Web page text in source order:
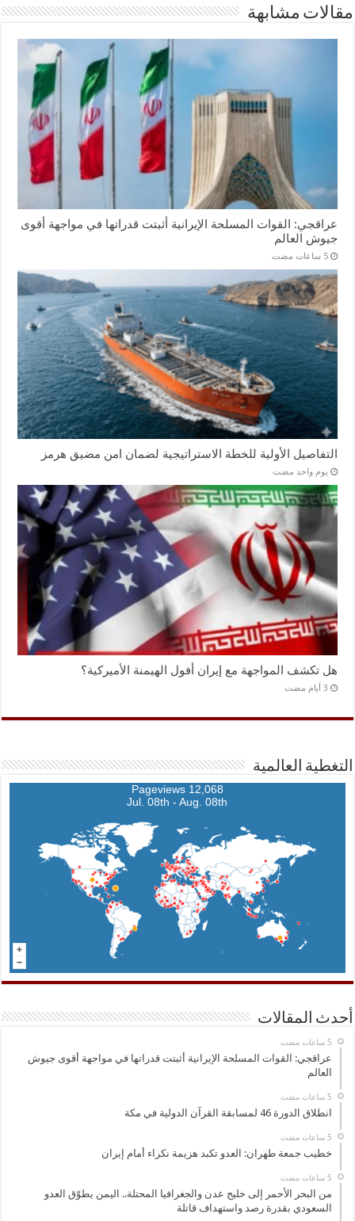
مقالات مشابهة
عراقجي: القوات المسلحة الإيرانية أثبتت قدراتها في مواجهة أقوى
جيوش العالم
‏5 ساعات مضت
التفاصيل الأولية للخطة الاستراتيجية لضمان امن مضيق هرمز
‏يوم واحد مضت
هل تكشف المواجهة مع إيران أفول الهيمنة الأميركية؟
التغطية العالمية
12,068 Pageviews
Jul. 08th - Aug. 08th
أحدث المقالات
عراقجي: القوات المسلحة الإيرانية أثبتت قدراتها في مواجهة أقوى جيوش
العالم
انطلاق الدورة 46 لمسابقة القرآن الدولية في مكة
خطيب جمعة طهران: العدو تكبد هزيمة نكراء أمام إيران
من البحر الأحمر إلى خليج عدن والجغرافيا المحتلة.. اليمن يطوّق العدو
السعودي بقدرة رصد واستهداف قاتلة